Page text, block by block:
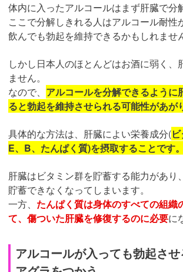
体内に入ったアルコールはまず肝臓で分
ここで分解しきれる人はアルコール耐性
飲んでも勃起を維持できるかもしれませ
しかし日本人のほとんどはお酒に弱く、
ません。
なので、 アルコールを分解できるように
ると勃起を維持させられる可能性があが
具体的な方法は、肝臓によい栄養成分(
E、B、たんぱく質)を摂取することです。
肝臓はビタミン群を貯蓄する能力があり
貯蓄できなくなってしまいます。
一方、 たんぱく質は身体のすべての組織
て、傷ついた肝臓を修復するのに必要に
アルコールが入っても勃起さ